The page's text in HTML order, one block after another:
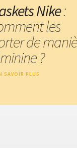
Nike:
les
de
?
SAVOIR PLUS